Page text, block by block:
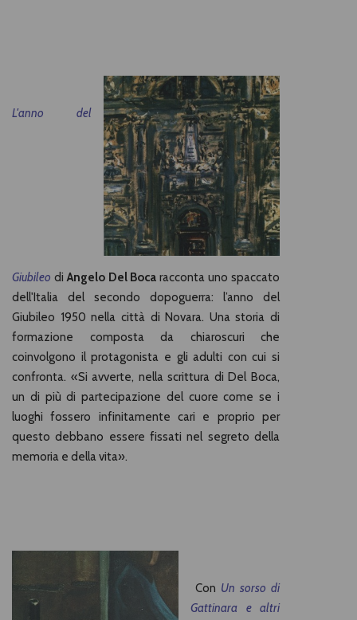
L'anno del
Giubileo diAngelo Del Boca racconta uno spaccato
dell'Italia del secondo dopoguerra: l’anno del
Giubileo 1950 nella città di Novara. Una storia di
formazione composta da chiaroscuri che
coinvolgono il protagonista e gli adulti con cui si
confronta. «Si avverte, nella scrittura di Del Boca,
un di più di partecipazione del cuore come se i
luoghi fossero infinitamente cari e proprio per
questo debbano essere fissati nel segreto della
memoria e della vita».
Con Un sorso di
Gattinara e altri